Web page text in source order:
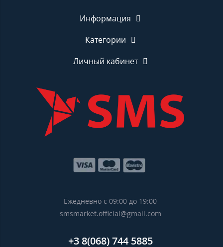
Информация
Категории
Личный кабинет
Ежедневно с 09:00 до 19:00
smsmarket.official@gmail.com
+3 8(068) 744 5885